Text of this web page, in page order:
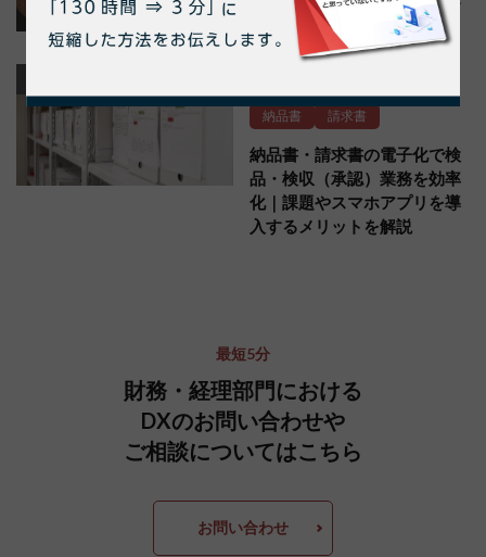
納品書
請求書
納品書・請求書の電子化で検
品・検収（承認）業務を効率
化｜課題やスマホアプリを導
入するメリットを解説
最短5分
財務・経理部門における
DXのお問い合わせや
ご相談についてはこちら
お問い合わせ